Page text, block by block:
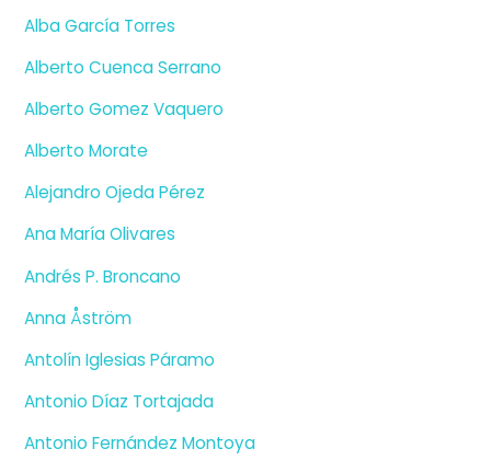
Alba García Torres
Alberto Cuenca Serrano
Alberto Gomez Vaquero
Alberto Morate
Alejandro Ojeda Pérez
Ana María Olivares
Andrés P. Broncano
Anna Åström
Antolín Iglesias Páramo
Antonio Díaz Tortajada
Antonio Fernández Montoya